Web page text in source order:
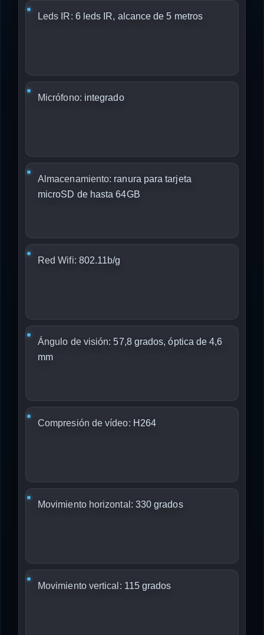
Leds IR: 6 leds IR, alcance de 5 metros
Micrófono: integrado
Almacenamiento: ranura para tarjeta
microSD de hasta 64GB
Red Wifi: 802.11b/g
Ángulo de visión: 57,8 grados, óptica de 4,6
mm
Compresión de vídeo: H264
Movimiento horizontal: 330 grados
Movimiento vertical: 115 grados